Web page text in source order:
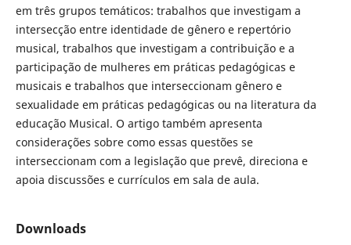
em três grupos temáticos: trabalhos que investigam a
intersecção entre identidade de gênero e repertório
musical, trabalhos que investigam a contribuição e a
participação de mulheres em práticas pedagógicas e
musicais e trabalhos que interseccionam gênero e
sexualidade em práticas pedagógicas ou na literatura da
educação Musical. O artigo também apresenta
considerações sobre como essas questões se
interseccionam com a legislação que prevê, direciona e
apoia discussões e currículos em sala de aula.
Downloads